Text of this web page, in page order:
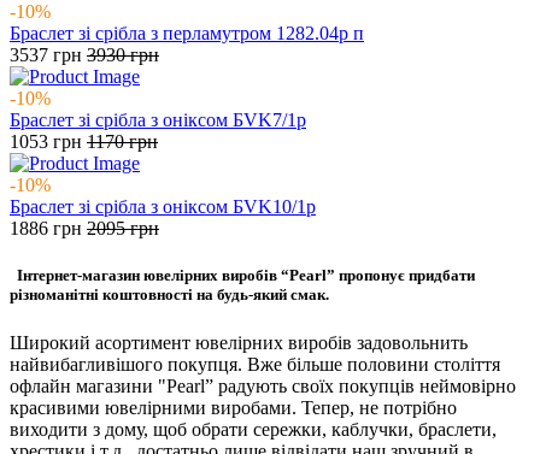
-10%
Браслет зі срібла з перламутром 1282.04р п
3537 грн 3930грн
-10%
Браслет зі срібла з оніксом БVK7/1р
1053 грн 1170грн
-10%
Браслет зі срібла з оніксом БVK10/1р
1886 грн 2095грн
Інтернет-магазин ювелірних виробів “Pearl” пропонує придбати
різноманітні коштовності на будь-який смак.
Широкий асортимент ювелірних виробів задовольнить
найвибагливішого покупця. Вже більше половини століття
офлайн магазини "Pearl” радують своїх покупців неймовірно
красивими ювелірними виробами. Тепер, не потрібно
виходити з дому, щоб обрати сережки, каблучки, браслети,